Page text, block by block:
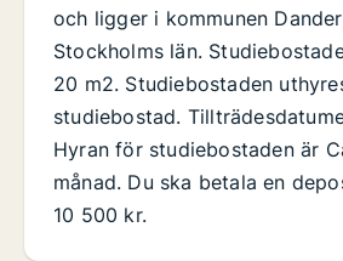
och ligger i kommunen
Stockholms län.
20 m2. Studiebostaden
studiebostad.
Hyran för studiebostaden är
månad. Du ska betala en
10 500 kr.